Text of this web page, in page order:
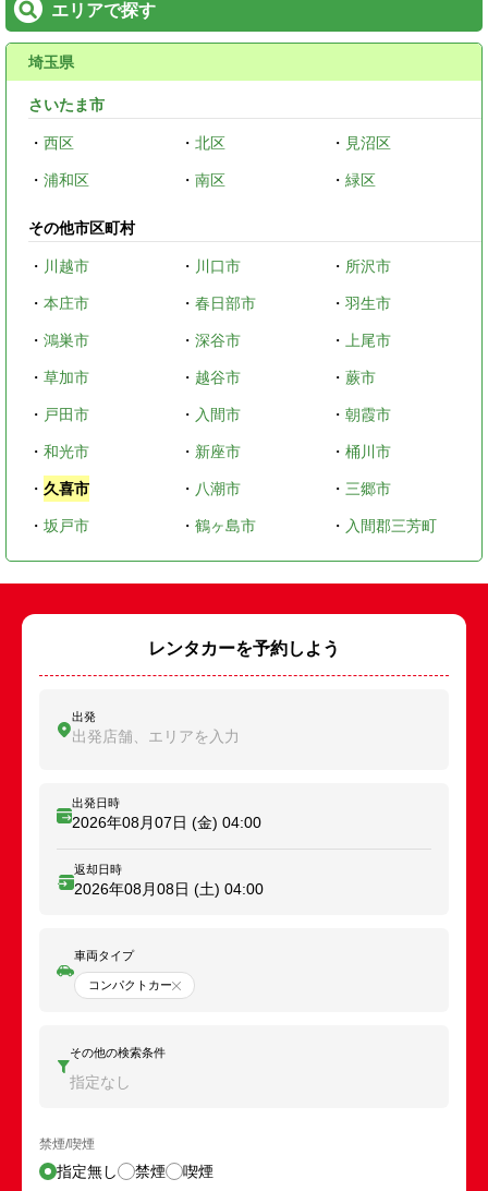
エリアで探す
埼玉県
さいたま市
・ 西区 ・ 北区 ・ 見沼区
・ 浦和区 ・ 南区 ・緑区
その他市区町村
・ 川越市 ・ 川口市 ・ 所沢市
・ 本庄市 ・ 春日部市 ・羽生市
・ 鴻巣市 ・ 深谷市 ・ 上尾市
・ 草加市 ・ 越谷市 ・蕨市
・ 戸田市 ・ 入間市 ・朝霞市
・ 和光市 ・ 新座市 ・桶川市
・ 久喜市 ・ 八潮市 ・ 三郷市
・ 坂戸市 ・ 鶴ヶ島市 ・ 入間郡三芳町
レンタカーを予約しよう
出発
出発店舗、エリアを入力
出発日時
2026年08月07日 (金) 04:00
返却日時
2026年08月08日 (土) 04:00
車両タイプ
コンパクトカー
その他の検索条件
指定なし
禁煙/喫煙
指定無し 禁煙 喫煙